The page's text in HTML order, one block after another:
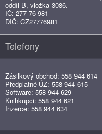
oddíl B, vložka 3086.
IČ: 277 76 981
DIČ: CZ27776981
Telefony
Zásilkový obchod: 558 944 614
Předplatné ÚZ: 558 944 615
Software: 558 944 629
Knihkupci: 558 944 621
Inzerce: 558 944 634